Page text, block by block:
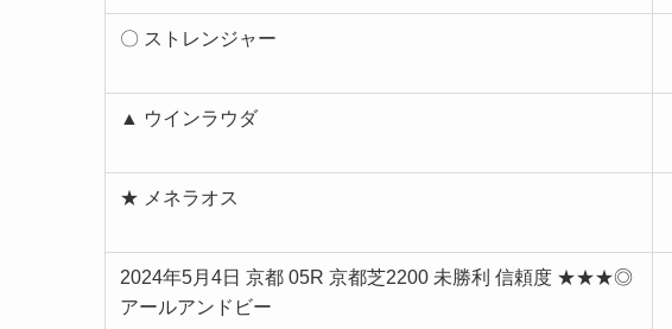
〇 ストレンジャー
▲ ウインラウダ
★ メネラオス
2024年5月4日 京都 05R 京都芝2200 未勝利 信頼度 ★★★◎
アールアンドビー